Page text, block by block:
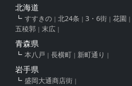
北海道
すすきの 北24条 3・6街 花園
五稜郭
末広
青森県
本八戸 長横町 新町通り
岩手県
盛岡大通商店街